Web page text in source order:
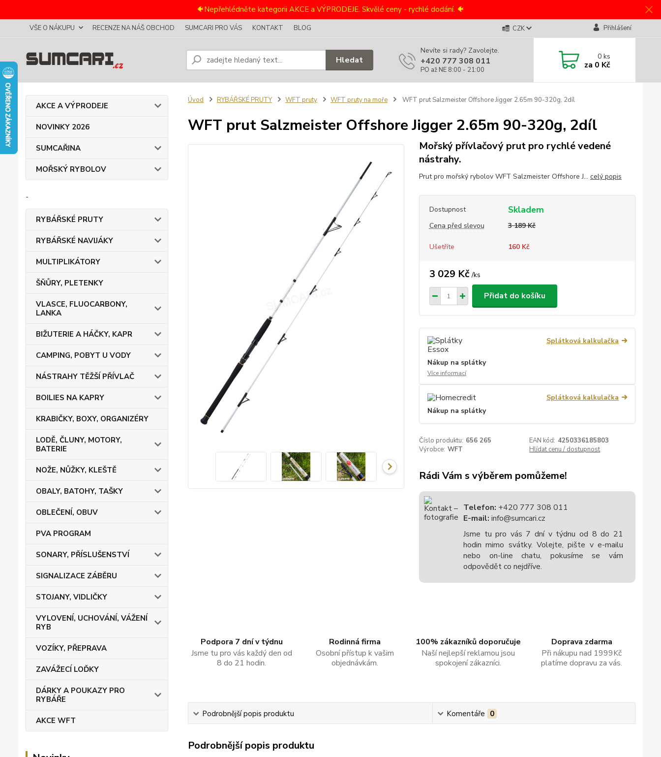
🐠Nepřehlédněte kategorii AKCE a VÝPRODEJE. Skvělé ceny - rychlé dodání. 🐠
VŠE O NÁKUPU RECENZE NA NÁŠ OBCHOD SUMCARI PRO VÁS KONTAKT BLOG CZK Přihlášení
Hledat
Nevíte si rady? Zavolejte.
+420 777 308 011
PO až NE 8:00 - 21:00
0ks
za 0 Kč
AKCE A VÝPRODEJE
NOVINKY 2026
SUMCAŘINA
MOŘSKÝ RYBOLOV
-
RYBÁŘSKÉ PRUTY
RYBÁŘSKÉ NAVIJÁKY
MULTIPLIKÁTORY
ŠŇŮRY, PLETENKY
VLASCE, FLUOCARBONY,
LANKA
BIŽUTERIE A HÁČKY, KAPR
CAMPING, POBYT U VODY
NÁSTRAHY TĚŽŠÍ PŘÍVLAČ
BOILIES NA KAPRY
KRABIČKY, BOXY, ORGANIZÉRY
LODĚ, ČLUNY, MOTORY,
BATERIE
NOŽE, NŮŽKY, KLEŠTĚ
OBALY, BATOHY, TAŠKY
OBLEČENÍ, OBUV
PVA PROGRAM
SONARY, PŘÍSLUŠENSTVÍ
SIGNALIZACE ZÁBĚRU
STOJANY, VIDLIČKY
VYLOVENÍ, UCHOVÁNÍ, VÁŽENÍ
RYB
VOZÍKY, PŘEPRAVA
ZAVÁŽECÍ LOĎKY
DÁRKY A POUKAZY PRO
RYBÁŘE
AKCE WFT
Úvod RYBÁŘSKÉ PRUTY WFT pruty WFT pruty na moře WFT prut Salzmeister Offshore Jigger 2.65m 90-320g, 2díl
WFT prut Salzmeister Offshore Jigger 2.65m 90-320g, 2díl
Mořský přívlačový prut pro rychlé vedené
nástrahy.
Prut pro mořský rybolov WFT Salzmeister Offshore J... celý popis
Dostupnost Skladem
Cena před slevou 3 189 Kč
Ušetříte 160 Kč
3 029 Kč /ks
Přidat do košíku
Splátková kalkulačka
Nákup na splátky
Více informací
Splátková kalkulačka
Nákup na splátky
Číslo produktu: 656 265 EAN kód: 4250336185803
Výrobce: WFT Hlídat cenu / dostupnost
Rádi Vám s výběrem pomůžeme!
Telefon: +420 777 308 011
E-mail: info@sumcari.cz
Jsme tu pro vás 7 dní v týdnu od 8 do 21
hodin mimo svátky. Volejte, pište v e-mailu
nebo on-line chatu, pokusíme se vám
odpovědět co nejdříve.
Podpora 7 dní v týdnu
Jsme tu pro vás každý den od
8 do 21 hodin.
Rodinná firma
Osobní přístup k vašim
objednávkám.
100% zákazníků doporučuje
Naší nejlepší reklamou jsou
spokojení zákazníci.
Doprava zdarma
Při nákupu nad 1999Kč
platíme dopravu za vás.
Podrobnější popis produktu Komentáře 0
Podrobnější popis produktu